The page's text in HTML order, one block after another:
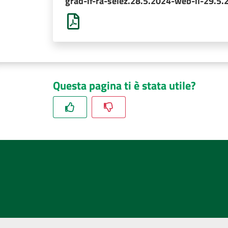
Questa pagina ti è stata utile?